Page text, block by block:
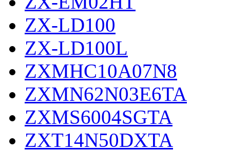
ZX-LD100
ZX-LD100L
ZXMHC10A07N8
ZXMN62N03E6TA
ZXMS6004SGTA
ZXT14N50DXTA